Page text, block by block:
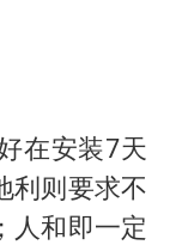
在安装7天
利则要求不
人和即一定